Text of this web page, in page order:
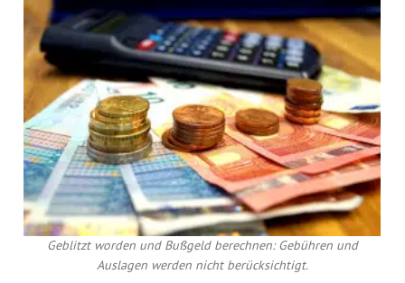
Geblitzt worden und Bußgeld berechnen: Gebühren und
Auslagen werden nicht berücksichtigt.